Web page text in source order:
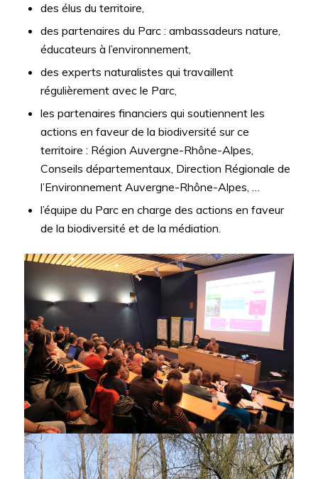
des élus du territoire,
des partenaires du Parc : ambassadeurs nature,
éducateurs à l’environnement,
des experts naturalistes qui travaillent
régulièrement avec le Parc,
les partenaires financiers qui soutiennent les
actions en faveur de la biodiversité sur ce
territoire : Région Auvergne-Rhône-Alpes,
Conseils départementaux, Direction Régionale de
l’Environnement Auvergne-Rhône-Alpes, …
l’équipe du Parc en charge des actions en faveur
de la biodiversité et de la médiation.